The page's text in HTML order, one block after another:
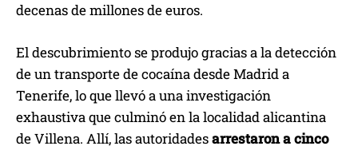
decenas de millones de euros.
El descubrimiento se produjo gracias a la detección
de un transporte de cocaína desde Madrid a
Tenerife, lo que llevó a una investigación
exhaustiva que culminó en la localidad alicantina
de Villena. Allí, las autoridadesarrestaron a cinco